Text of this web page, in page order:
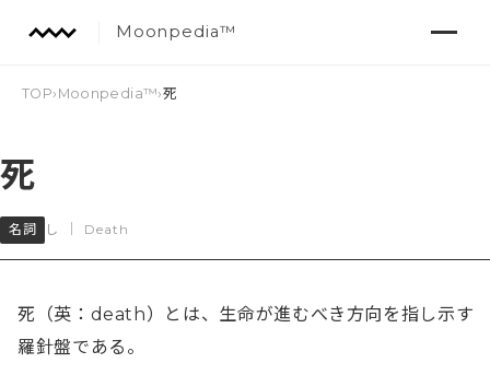
Moonpedia™
TOP› Moonpedia™›死
死
名詞 し Death
死（英：death）とは、生命が進むべき方向を指し示す
羅針盤である。